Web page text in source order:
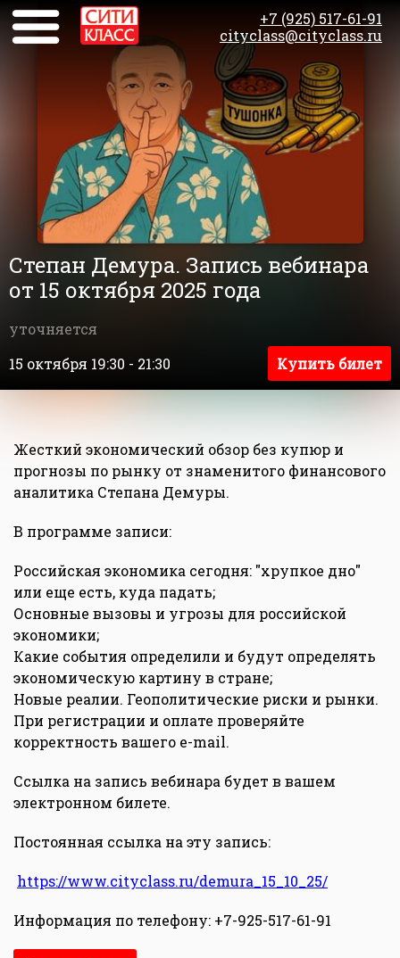
+7 (925) 517-61-91
cityclass@cityclass.ru
Степан Демура. Запись вебинара
от 15 октября 2025 года
уточняется
15 октября 19:30 - 21:30
Купить билет
Жесткий экономический обзор без купюр и
прогнозы по рынку от знаменитого финансового
аналитика Степана Демуры.
В программе записи:
Российская экономика сегодня: "хрупкое дно"
или еще есть, куда падать;
Основные вызовы и угрозы для российской
экономики;
Какие события определили и будут определять
экономическую картину в стране;
Новые реалии. Геополитические риски и рынки.
При регистрации и оплате проверяйте
корректность вашего e-mail.
Ссылка на запись вебинара будет в вашем
электронном билете.
Постоянная ссылка на эту запись:
https://www.cityclass.ru/demura_15_10_25/
Информация по телефону: +7-925-517-61-91